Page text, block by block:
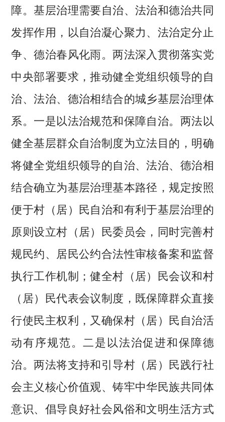
障。基层治理需要自治、法治和德治共同
发挥作用，以自治凝心聚力、法治定分止
争、德治春风化雨。两法深入贯彻落实党
中央部署要求，推动健全党组织领导的自
治、法治、德治相结合的城乡基层治理体
系。一是以法治规范和保障自治。两法以
健全基层群众自治制度为立法目的，明确
将健全党组织领导的自治、法治、德治相
结合确立为基层治理基本路径，规定按照
便于村（居）民自治和有利于基层治理的
原则设立村（居）民委员会，同时完善村
规民约、居民公约合法性审核备案和监督
执行工作机制；健全村（居）民会议和村
（居）民代表会议制度，既保障群众直接
行使民主权利，又确保村（居）民自治活
动有序规范。二是以法治促进和保障德
治。两法将支持和引导村（居）民践行社
会主义核心价值观、铸牢中华民族共同体
意识、倡导良好社会风俗和文明生活方式